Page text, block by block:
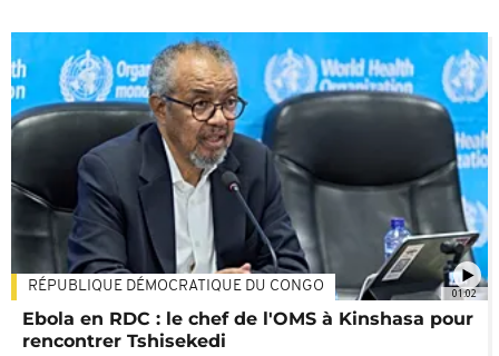
01:02
RÉPUBLIQUE DÉMOCRATIQUE DU CONGO
Ebola en RDC : le chef de l'OMS à Kinshasa pour
rencontrer Tshisekedi